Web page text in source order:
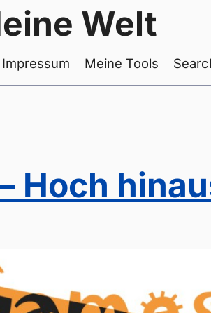
Welt
Impressum Meine Tools
Hoch